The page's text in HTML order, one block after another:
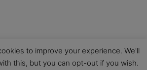
to improve your experience. We'll
this, but you can opt-out if you wish.